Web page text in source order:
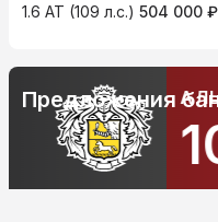
1.6 AT (109 л.с.) 504 000 ₽
АЛЬФА-БАНК
10.9%
Предложения